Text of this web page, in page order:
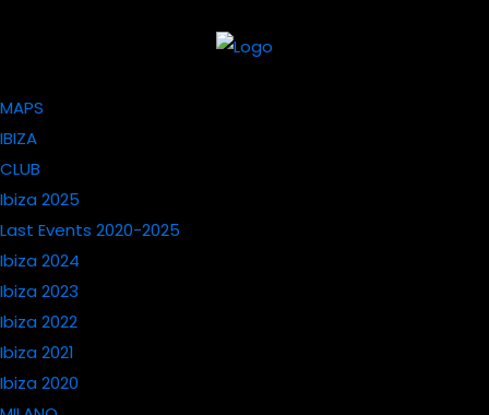
MAPS
IBIZA
CLUB
Ibiza 2025
Last Events 2020-2025
Ibiza 2024
Ibiza 2023
Ibiza 2022
Ibiza 2021
Ibiza 2020